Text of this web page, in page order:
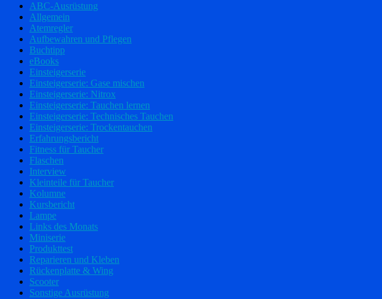
ABC-Ausrüstung
Allgemein
Atemregler
Aufbewahren und Pflegen
Buchtipp
eBooks
Einsteigerserie
Einsteigerserie: Gase mischen
Einsteigerserie: Nitrox
Einsteigerserie: Tauchen lernen
Einsteigerserie: Technisches Tauchen
Einsteigerserie: Trockentauchen
Erfahrungsbericht
Fitness für Taucher
Flaschen
Interview
Kleinteile für Taucher
Kolumne
Kursbericht
Lampe
Links des Monats
Miniserie
Produkttest
Reparieren und Kleben
Rückenplatte & Wing
Scooter
Sonstige Ausrüstung